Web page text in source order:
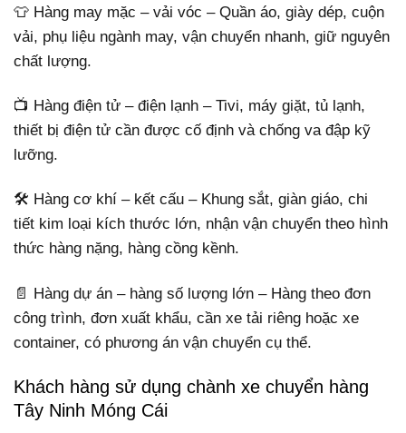
👕 Hàng may mặc – vải vóc – Quần áo, giày dép, cuộn
vải, phụ liệu ngành may, vận chuyển nhanh, giữ nguyên
chất lượng.
📺 Hàng điện tử – điện lạnh – Tivi, máy giặt, tủ lạnh,
thiết bị điện tử cần được cố định và chống va đập kỹ
lưỡng.
🛠 Hàng cơ khí – kết cấu – Khung sắt, giàn giáo, chi
tiết kim loại kích thước lớn, nhận vận chuyển theo hình
thức hàng nặng, hàng cồng kềnh.
📄 Hàng dự án – hàng số lượng lớn – Hàng theo đơn
công trình, đơn xuất khẩu, cần xe tải riêng hoặc xe
container, có phương án vận chuyển cụ thể.
Khách hàng sử dụng chành xe chuyển hàng
Tây Ninh Móng Cái